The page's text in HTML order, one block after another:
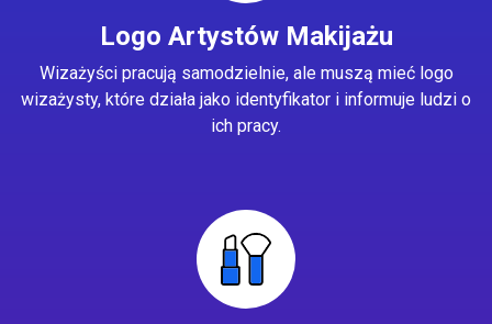
Logo Artystów Makijażu
Wizażyści pracują samodzielnie, ale muszą mieć logo
wizażysty, które działa jako identyfikator i informuje ludzi o
ich pracy.